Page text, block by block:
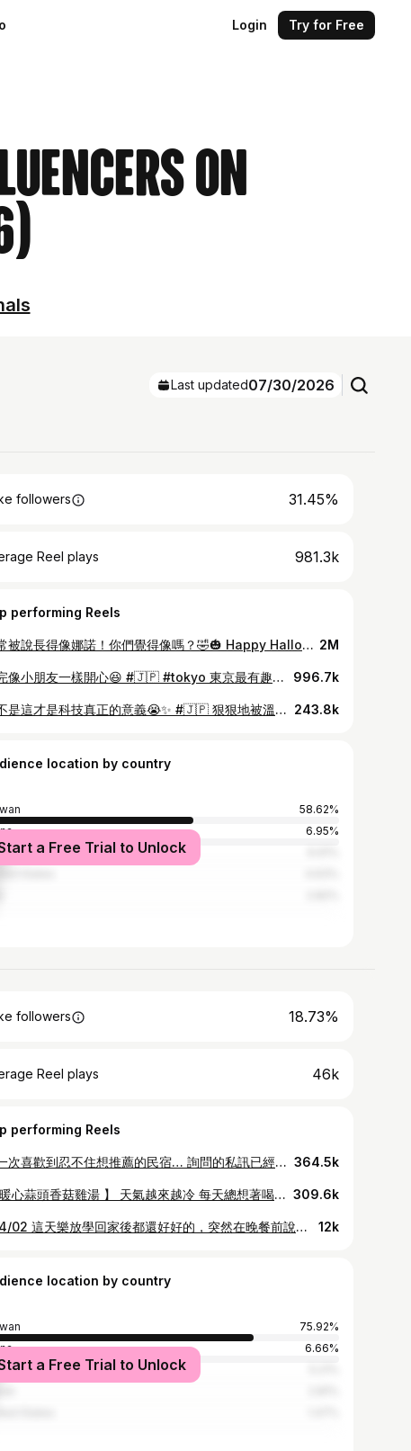
Login Try for Free
on
Last updated07/30/2026
followers 31.45%
Reel plays 981.3k
performing Reels
超常被說長得像娜諾！你們覺得像嗎？🤣🎃 Happy Halloween 👻 快留言tag朋友來幫我看看 是不是真的有像？打幾分💯🥹 連泰國朋友都說真的很像🤣 昨天打扮完看鏡子也覺得蠻滿意！ 最不滿意的應該就是假髮的部分， 長度有點不夠（但也還行啦） 🙋你們今年有變裝嗎？怎麼過萬聖節呢？ 留言告訴我！ #nanno #娜諾 #girlfromnowhere #轉學來的女生 #เด็กใหม่ #แนนโน๊ะ #萬聖節 #🎃 #👻 #halloween BGM: tiktok kukombo / Get into you-Dojacat 2M
看完像小朋友一樣開心😆 #🇯🇵 #tokyo 東京最有趣展覽‼️ 無敵歡樂 超級好玩✨好像回到小時候… 快tag你最可愛的朋友一起來玩😻 🙋你也想要玩玩看嗎？ 跟著影片一起試試吧🤣 📍デザインあ展neo 🚇虎之門之丘 Toranomin Hills 📅 -2025/9/23 ⏰ 10:00-19:00 🏠 虎ノ門ヒルズ ステーションタワー 45F TOKYO NODE GALLERY 🎟️ 成人 ¥2,500 #東京 #日本 #japan #あ展 996.7k
是不是這才是科技真正的意義😭✨ #🇯🇵 狠狠地被溫暖到了🥹 快@朋友一起去東京跟他們聊聊天💬 📍DAWN | Avatar Robot Cafe ver.β 🚇 JR新日本橋 @dawncafe2021 #日本 #東京 #japan #tokyo #robot 243.8k
location by country
58.62%
6.95%
a Free Trial to Unlock
followers 18.73%
Reel plays 46k
performing Reels
第一次喜歡到忍不住想推薦的民宿… 詢問的私訊已經破百了🫣 環境超棒、房型漂亮、舒適乾淨、 食物好吃、兒童友善、寵物友善！ 用心維護生態又這麼美的民宿～就是 @3jd_home_2 ✨ 我們兩天分別入住了 Villa & 花園別館 體驗到兩個房型不同風格與特色 非常滿意～而且好新、好漂亮、好乾淨！ 喜歡 白天冷泉、晚上溫泉 的規劃（真的山泉水） 喜歡 Villa與戶外水池都是兒童非常友善的高度（大人不會累） 喜歡 孩子們可以近距離接觸小動物與昆蟲 喜歡 有電動車、卡丁車、吉普車可以玩（有分年紀） 喜歡 大人免費一杯啤酒（是啤酒機哦） 喜歡 有附下午茶、晚餐、早餐，食材有誠意，而且新鮮 喜歡 晚上有營火可以烤棉花糖、爆米花 喜歡 服務人員們都很親切熱心 這次入住覺得整體好棒又好開心～👧🏻👦🏻都不想回家了！ 兩個房型都很棒 但我自己更喜歡超大私人泳池的Villa 感覺親朋好友一起聚在這裡一定超級幸福！（還有電動麻將） *園區白天比較多小黑蚊，記得帶厲害一點的防蚊液。 *距離日月潭與九族文化村都很近。 *純分享，不接受互惠與業配。 但歡迎推薦或自薦，喜歡的話我會無償且用心分享：） 364.5k
【 暖心蒜頭香菇雞湯 】 天氣越來越冷 每天總想著喝上一碗香氣十足～口感濃郁的湯品 就會覺得很溫暖很幸福 這次分享我個人非常喜愛的雞湯 蒜頭這樣煮真的超級香 我自己都會克制不住喝上三四碗 明天就煮給家人喝～溫暖他們吧:) - 食譜： 土雞肉腿半隻 2份 蒜頭 240克 乾香菇 15朵 紹興酒 適量 鹽巴 適量 - 步驟： 熱油熱鍋後 雞肉皮朝下乾煎，撒一點鹽煎至金黃 然後下一半蒜頭、香菇，炒至蒜頭呈現金黃 ( 乾香菇須先用水泡開 ) 加入熱水、另一半蒜頭、泡過香菇的水 持續滾煮20分鐘 加入適量紹興酒，大火滾一下至酒精揮發 ( 沒有的話米酒也可以，香氣不同 ) 最後放入適量鹽巴調味 完成！ 309.6k
. 04/02 這天樂放學回家後都還好好的，突然在晚餐前說膝蓋痛，開始不願意自己走路，需要我們攙扶著他才能慢慢走。 我和老公不斷回想各種會造成樂受傷的可能，明明稍早還好好的，還可以爬樓梯…怎麼會這樣？ 04/03 因為沒有任何外傷，與老師確認過在學校也沒有跌倒，但膝蓋有輕微浮腫的感覺，所以我們隔天馬上帶到骨科診所就診。 醫師照X光看骨頭都是正常的，當下也找不到原因，只能開外擦舒緩的藥膏，並要我們留意情況，有必要的話建議到大醫院的兒童骨科檢查。 回到家後樂還是一直喊痛，查詢長庚兒童骨科連假前已無門診可以掛號了，我們下午又再帶到另外一間骨科診所照超音波，膝蓋看起來也都正常，醫師也是請我們持續觀察，並注意孩子有沒有發燒。 04/04 這天樂說有感覺好了一些，也願意自己走路了，但是有點拖著右腳在走路的。我們當時認為，在沒有吃藥的前提之下就開始好轉了，且骨頭既沒有受傷、表面也沒有外傷，或許他可能只是輕微的扭傷？或許明天又會再更好了？ 04/05 樂情況開始變差，甚至下午開始只願意坐躺在沙發上，而且晚上洗澡時還痛到大哭，在冰敷後可以睡著，但半夜居然痛醒，然後無法再入睡，這時我們非常緊張，決定半夜開車到長庚急診。 在車上樂一直哭著喊痛，一動到就痛，非常心疼！醫生幫我們做了抽血檢查，報告出來數值是正常的，也判斷不出什麼情況，只能請我們再繼續觀察，但有幫我們掛號最快的兒童骨科，做更進一步的檢查。 這時候我和老公真的感到慌張與無助，那種恐慌來自於…看了三個醫師卻還是不知道我們的兒子怎麼了，我們想幫他，但我們卻不知道怎麼幫他…。 這幾天我們上網搜遍各種可能，盡可能的提供給醫師參考，但沒有看到症狀完全一樣的。 老公還特別帶著樂的衣服去收驚、求平安符，希望一切可以有個眉目。 04/06 晚上睡前我們發現他開始低燒，想著真的等不了連假後的骨科了，再度開車改前往馬偕醫院急診。 醫師判斷後認為情況不對，建議我們直接辦理住院做檢查，我們也認為這樣是最好的方式。 當時晚上12點左右，我們一起在急診室中等病房，我抱著樂，他累到睡在我懷裡，腦海中想過各種最壞的可能。 我告訴自己，再壞的結果我都會面對與接受，那麼我就不怕聽到什麼不好的事情了。 / 住院後主治醫師與兒童骨科外科醫師隨即幫樂安排檢查，其中包含全身骨骼與發炎反應的斷層掃描，還有核磁共振。 因為不是安排就可以馬上排到，所以在等待時，某天晚上兒童骨科醫師來病房看樂。他很仔細的幫樂整隻腳做檢查，結果是髖關節的地方積水！ 原來樂根本不是膝蓋有問題，只是因為髖關節的積水會影響到整隻腳，所以感受上會痛在膝蓋與大腿。 原因有可能是樂在一周前感冒發燒，有些孩子可能會因病毒發燒影響導致關節處積水。 醫師直接現場拿針筒幫樂抽積水出來做細菌培養。 如果是陰性，抗生素治療即可； 如果是陽性，很大機率要開刀清除。 在等報告的過程中很煎熬，想到他小小的身軀可能要開刀，非常捨不得。但一方面也很感謝醫師的專業與經驗，終於幫孩子找到了原因。 慶幸的是在等報告的幾天中，樂已經因為在點滴中開始加入抗生素了而開始好轉，一天比一天不痛，也開始願意嘗試自己走路，甚至最後還可以正常行走了，我跟老公也才放下心來。 就在04/12這天，醫師查房時說細菌培養結果是「陰性」，斷層掃描報告也正常，可以出院了！ 當時我在外面開會，收到消息時真的非常感動與激動！ 有種籠罩著的烏雲終於散開的感覺，開完會馬上去接樂一起出院！ / 目前樂已經完全恢復了！ 這幾天不好意思讓大家擔心了，也感謝好多人給了我們這麼多的慰問及打氣！ 整整11天…身為父母的我們看著健康活潑的孩子，變成好幾天只能躺在床上完全無法行走…我只要想到都會流眼淚。但我只能偷偷哭，我也不敢跟老公說，我擔心我們會在這個時刻一起陷入悲觀的情緒中，我不想這樣。 還好最後的結果是非常好的，也由衷感謝馬偕醫院所有醫師與護理人員，不論是當時的兒童急診科醫師、主治醫師、兒童骨科外科醫師、小兒科醫師、每一位護理師，還有陪同我們去做檢查的傳送人員媽媽們，真的都非常有耐心的與同理心，雖然你們大概不會看到這則貼文，但我真心感謝你們所有人。 回到家後，睡覺時我們一家四口躺在床上。 其實我已經是一個隨時都很感恩與知足的人了，但那一刻還是被這一切給感動到….，這一切是那麼平凡，但卻如此珍貴。 我想人生就是這樣吧！ 最值得珍惜的事物往往不是我們所追求的，而是我們已經擁有的。 願這小小的經歷，都能讓我們對所有人事物更加珍惜，把握當下。 願所有孩子健康平安 12k
location by country
75.92%
6.66%
a Free Trial to Unlock